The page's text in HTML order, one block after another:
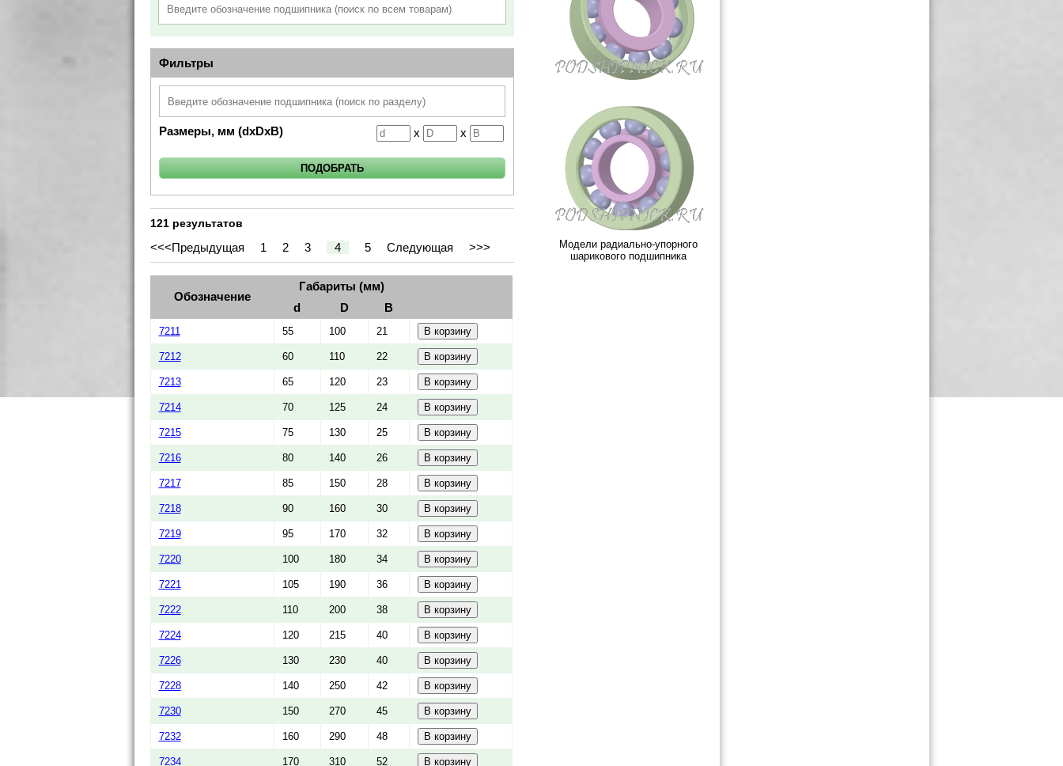
Модели радиально-упорного
шарикового подшипника
Фильтры
Размеры, мм (dxDxB) x x
121 результатов
<<<Предыдущая 1 2 3 4 5 Следующая >>>
Обозначение
Габариты (мм)
d
D B
7211 55 100 21
7212 60 110 22
7213 65 120 23
7214 70 125 24
7215 75 130 25
7216 80 140 26
7217 85 150 28
7218 90 160 30
7219 95 170 32
7220 100 180 34
7221 105 190 36
7222 110 200 38
7224 120 215 40
7226 130 230 40
7228 140 250 42
7230 150 270 45
7232 160 290 48
7234 170 310 52